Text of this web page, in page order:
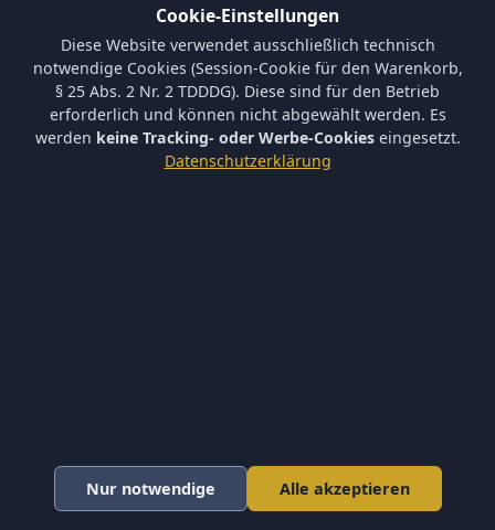
Versand und Zahlungsbedingungen
Batterieverordnung & Sicherheitshinweise
Datenschutz
* Alle Preise inkl. gesetzl. Mehrwertsteuer zzgl.Versandkosten
© 2026 Fine-Arms Airsoft ·
Cookie-Einstellungen
Design by D. J. Consultant
Cookie-Einstellungen
Diese Website verwendet ausschließlich technisch
notwendige Cookies (Session-Cookie für den Warenkorb,
§ 25 Abs. 2 Nr. 2 TDDDG). Diese sind für den Betrieb
erforderlich und können nicht abgewählt werden. Es
werden keine Tracking- oder Werbe-Cookieseingesetzt.
Datenschutzerklärung
Nur notwendige Alle akzeptieren